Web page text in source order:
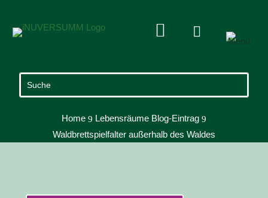
 
Home 9 Lebensräume Blog-Eintrag 9
Waldbrettspielfalter außerhalb des Waldes